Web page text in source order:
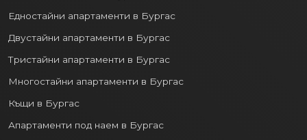
Едностайни апартаменти в Бургас
Двустайни апартаменти в Бургас
Тристайни апартаменти в Бургас
Многостайни апартаменти в Бургас
Къщи в Бургас
Апартаменти под наем в Бургас